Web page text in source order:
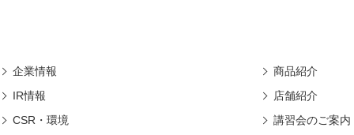
企業情報
IR情報
CSR・環境
商品紹介
店舗紹介
講習会のご案内